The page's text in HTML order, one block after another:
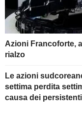
Azioni Francoforte,
rialzo
Le azioni
settima perdita
causa dei